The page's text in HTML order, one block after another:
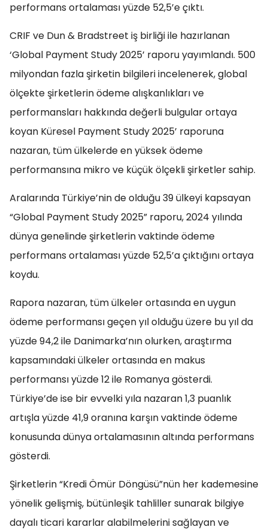
performans ortalaması yüzde 52,5’e çıktı.
CRIF ve Dun & Bradstreet iş birliği ile hazırlanan
‘Global Payment Study 2025’ raporu yayımlandı. 500
milyondan fazla şirketin bilgileri incelenerek, global
ölçekte şirketlerin ödeme alışkanlıkları ve
performansları hakkında değerli bulgular ortaya
koyan Küresel Payment Study 2025’ raporuna
nazaran, tüm ülkelerde en yüksek ödeme
performansına mikro ve küçük ölçekli şirketler sahip.
Aralarında Türkiye’nin de olduğu 39 ülkeyi kapsayan
“Global Payment Study 2025” raporu, 2024 yılında
dünya genelinde şirketlerin vaktinde ödeme
performans ortalaması yüzde 52,5’a çıktığını ortaya
koydu.
Rapora nazaran, tüm ülkeler ortasında en uygun
ödeme performansı geçen yıl olduğu üzere bu yıl da
yüzde 94,2 ile Danimarka’nın olurken, araştırma
kapsamındaki ülkeler ortasında en makus
performansı yüzde 12 ile Romanya gösterdi.
Türkiye’de ise bir evvelki yıla nazaran 1,3 puanlık
artışla yüzde 41,9 oranına karşın vaktinde ödeme
konusunda dünya ortalamasının altında performans
gösterdi.
Şirketlerin “Kredi Ömür Döngüsü”nün her kademesine
yönelik gelişmiş, bütünleşik tahliller sunarak bilgiye
dayalı ticari kararlar alabilmelerini sağlayan ve